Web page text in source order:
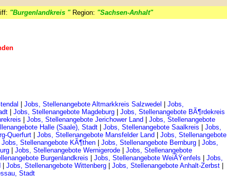
"Burgenlandkreis "Region: "Sachsen-Anhalt"
Jobs, Stellenangebote Altmarkkreis Salzwedel
Jobs,
Jobs, Stellenangebote Magdeburg Jobs, Stellenangebote BÃ¶rdekreis
Jobs, Stellenangebote Jerichower Land
Jobs, Stellenangebote
Halle (Saale), Stadt Jobs, Stellenangebote Saalkreis
Jobs,
Querfurt
Jobs, Stellenangebote Mansfelder Land
Jobs, Stellenangebote
Jobs, Stellenangebote KÃ¶then Jobs, Stellenangebote Bernburg
Jobs,
Jobs, Stellenangebote Wernigerode
Jobs, Stellenangebote
Burgenlandkreis Jobs, Stellenangebote WeiÃŸenfels
Jobs,
Jobs, Stellenangebote Wittenberg Jobs, Stellenangebote Anhalt-Zerbst
Stadt